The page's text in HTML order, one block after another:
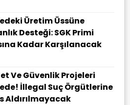
Üretim Üssüne
Desteği: SGK Primi
Kadar Karşılanacak
Ve Güvenlik Projeleri
İllegal Suç Örgütlerine
Aldırılmayacak